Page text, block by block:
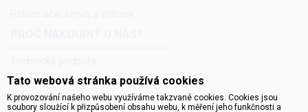
Servis a reklamace
Novinky do mailu
Tato webová stránka používá cookies
K provozování našeho webu využíváme takzvané cookies. Cookies jsou
soubory sloužící k přizpůsobení obsahu webu, k měření jeho funkčnosti a